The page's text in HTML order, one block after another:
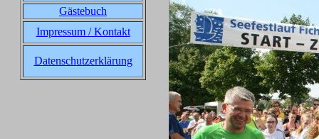
Gästebuch
Impressum / Kontakt
Datenschutzerklärung